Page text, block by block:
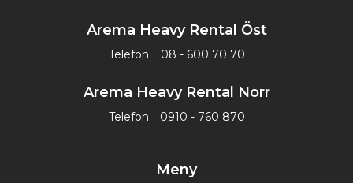
Arema Heavy Rental Öst
Telefon: 08 - 600 70 70
Arema Heavy Rental Norr
Telefon: 0910 - 760 870
Meny